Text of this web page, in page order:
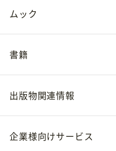
ムック
書籍
出版物関連情報
企業様向けサービス